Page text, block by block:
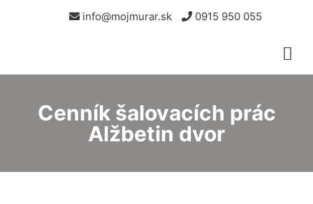
info@mojmurar.sk 0915 950 055
Cenník šalovacích prác
Alžbetin dvor